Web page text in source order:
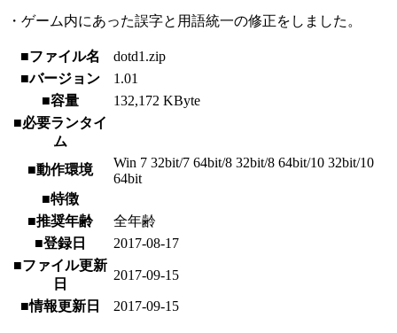
・ゲーム内にあった誤字と用語統一の修正をしました。
■ファイル名
dotd1.zip
■バージョン
1.01
■容量
132,172 KByte
■必要ランタイ
ム
■動作環境
Win 7 32bit/7 64bit/8 32bit/8 64bit/10 32bit/10
64bit
■特徴
■推奨年齢
全年齢
■登録日
2017-08-17
■ファイル更新
日
2017-09-15
■情報更新日 2017-09-15